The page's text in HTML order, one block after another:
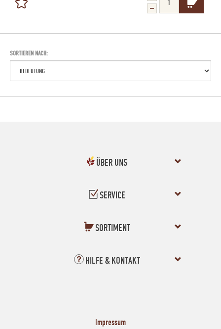
SORTIEREN NACH:
ÜBER UNS
SERVICE
SORTIMENT
HILFE & KONTAKT
Impressum